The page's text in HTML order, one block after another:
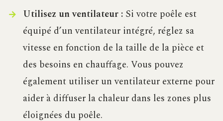
Utilisez un ventilateur :Si votre poêle est
équipé d’un ventilateur intégré, réglez sa
vitesse en fonction de la taille de la pièce et
des besoins en chauffage. Vous pouvez
également utiliser un ventilateur externe pour
aider à diffuser la chaleur dans les zones plus
éloignées du poêle.